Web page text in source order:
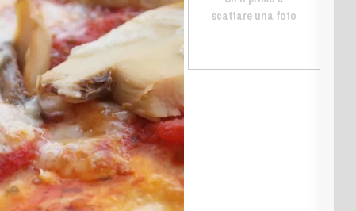
scattare una foto